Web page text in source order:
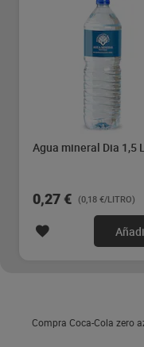
Agua mineral Dia 1,5
0,27 € (0,18 €/LITRO)
Compra Coca-Cola zero